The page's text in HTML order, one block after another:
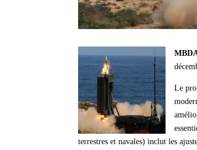
Le
terrestres et navales) inclut les